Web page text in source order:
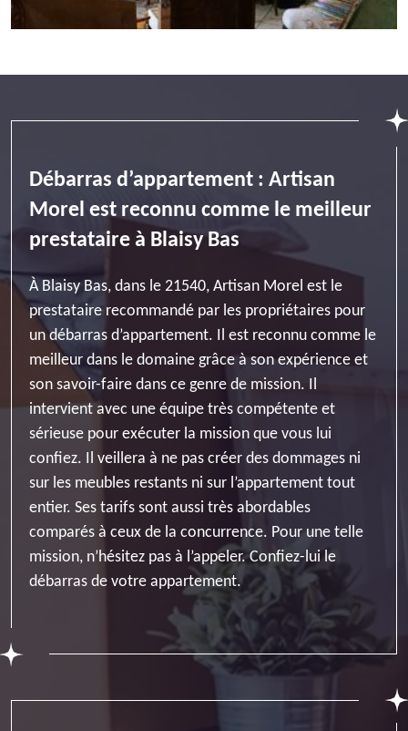
Débarras d’appartement : Artisan
Morel est reconnu comme le meilleur
prestataire à Blaisy Bas
À Blaisy Bas, dans le 21540, Artisan Morel est le
prestataire recommandé par les propriétaires pour
un débarras d’appartement. Il est reconnu comme le
meilleur dans le domaine grâce à son expérience et
son savoir-faire dans ce genre de mission. Il
intervient avec une équipe très compétente et
sérieuse pour exécuter la mission que vous lui
confiez. Il veillera à ne pas créer des dommages ni
sur les meubles restants ni sur l’appartement tout
entier. Ses tarifs sont aussi très abordables
comparés à ceux de la concurrence. Pour une telle
mission, n’hésitez pas à l’appeler. Confiez-lui le
débarras de votre appartement.